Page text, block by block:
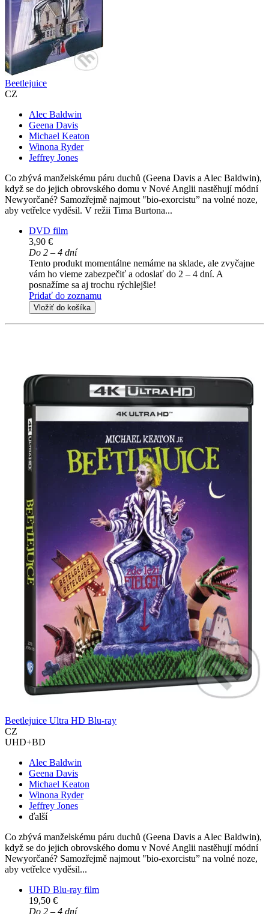
Beetlejuice
CZ
Alec Baldwin
Geena Davis
Michael Keaton
Winona Ryder
Jeffrey Jones
Co zbývá manželskému páru duchů (Geena Davis a Alec Baldwin),
když se do jejich obrovského domu v Nové Anglii nastěhují módní
Newyorčané? Samozřejmě najmout "bio-exorcistu” na volné noze,
aby vetřelce vyděsil. V režii Tima Burtona...
DVD film
3,90 €
Do 2 – 4 dní
Tento produkt momentálne nemáme na sklade, ale zvyčajne
vám ho vieme zabezpečiť a odoslať do 2 – 4 dní. A
posnažíme sa aj trochu rýchlejšie!
Pridať do zoznamu
Vložiť do košíka
Beetlejuice Ultra HD Blu-ray
CZ
UHD+BD
Alec Baldwin
Geena Davis
Michael Keaton
Winona Ryder
Jeffrey Jones
ďalší
Co zbývá manželskému páru duchů (Geena Davis a Alec Baldwin),
když se do jejich obrovského domu v Nové Anglii nastěhují módní
Newyorčané? Samozřejmě najmout "bio-exorcistu” na volné noze,
aby vetřelce vyděsil...
UHD Blu-ray film
19,50 €
Do 2 – 4 dní